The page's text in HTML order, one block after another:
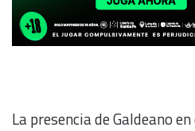
La presencia de Galdeano